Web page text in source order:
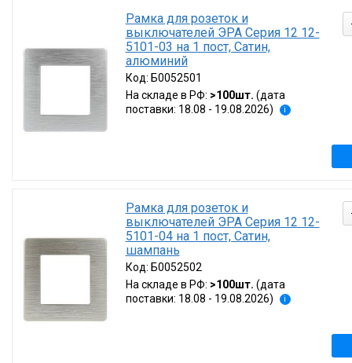
Рамка для розеток и
выключателей ЭРА Серия 12 12-
5101-03 на 1 пост, Сатин,
алюминий
Код: Б0052501
На складе в РФ: >100шт. (дата
поставки: 18.08 - 19.08.2026)
i
Рамка для розеток и
выключателей ЭРА Серия 12 12-
5101-04 на 1 пост, Сатин,
шампань
Код: Б0052502
На складе в РФ: >100шт. (дата
поставки: 18.08 - 19.08.2026)
i